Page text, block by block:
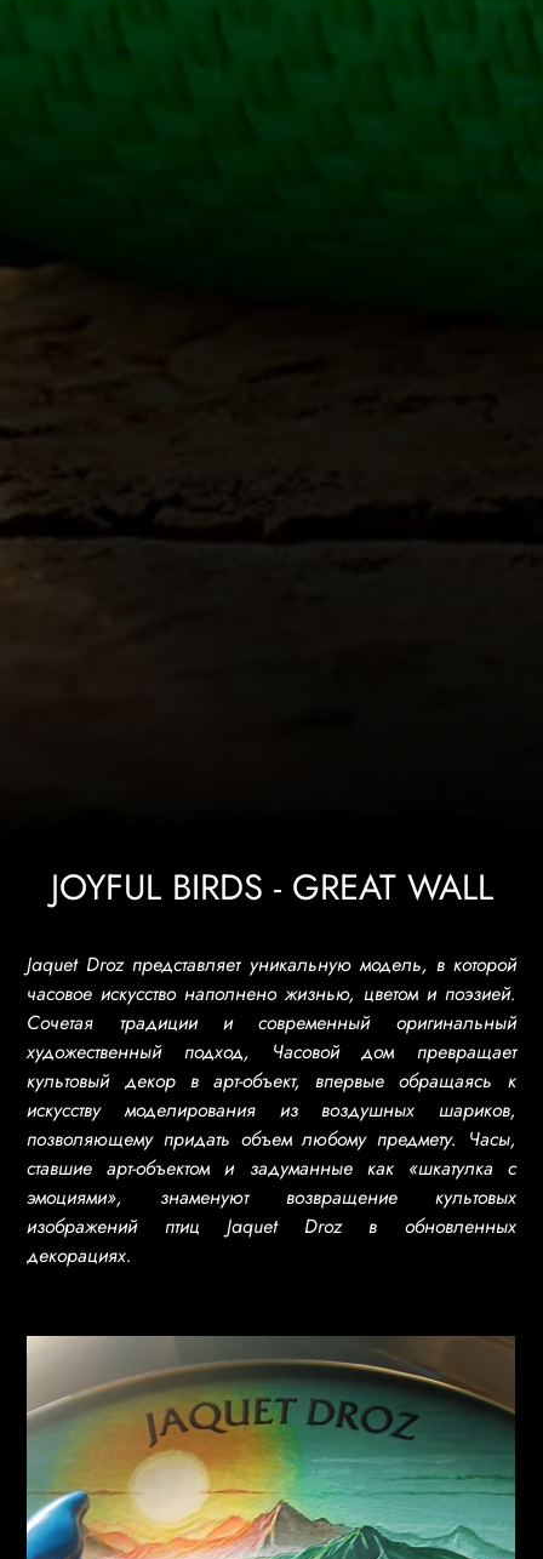
JOYFUL BIRDS - GREAT WALL
Jaquet Droz представляет уникальную модель, в которой
часовое искусство наполнено жизнью, цветом и поэзией.
Сочетая традиции и современный оригинальный
художественный подход, Часовой дом превращает
культовый декор в арт-объект, впервые обращаясь к
искусству моделирования из воздушных шариков,
позволяющему придать объем любому предмету. Часы,
ставшие арт-объектом и задуманные как «шкатулка с
эмоциями», знаменуют возвращение культовых
изображений птиц Jaquet Droz в обновленных
декорациях.